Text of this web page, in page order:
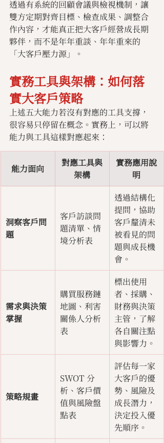
透過有系統的回顧會議與檢視機制，讓
雙方定期對齊目標、檢查成果、調整合
作內容，才能真正把大客戶經營成長期
夥伴，而不是年年重談、年年重來的
「大客戶壓力源」。
實務工具與架構：如何落
實大客戶策略
上述五大能力若沒有對應的工具支撐，
很容易只停留在概念。實務上，可以將
能力與工具這樣對應起來：
能力面向
對應工具與
架構
實務應用說
明
洞察客戶問
題
客戶訪談問
題清單、情
境分析表
透過結構化
提問，協助
客戶釐清未
被看見的問
題與成長機
會。
需求與決策
掌握
購買服務鏈
地圖、利害
關係人分析
表
標出使用
者、採購、
財務與決策
主管，了解
各自關注點
與影響力。
策略規畫
SWOT 分
析、客戶價
值與風險盤
點表
評估每一家
大客戶的優
勢、風險及
成長潛力，
決定投入優
先順序。